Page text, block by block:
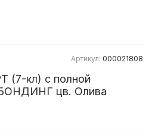
Артикул: 000021808
(7-кл) с полной
цв. Олива